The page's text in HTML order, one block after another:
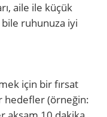
aile ile küçük
ruhunuza iyi
için bir fırsat
hedefler (örneğin: